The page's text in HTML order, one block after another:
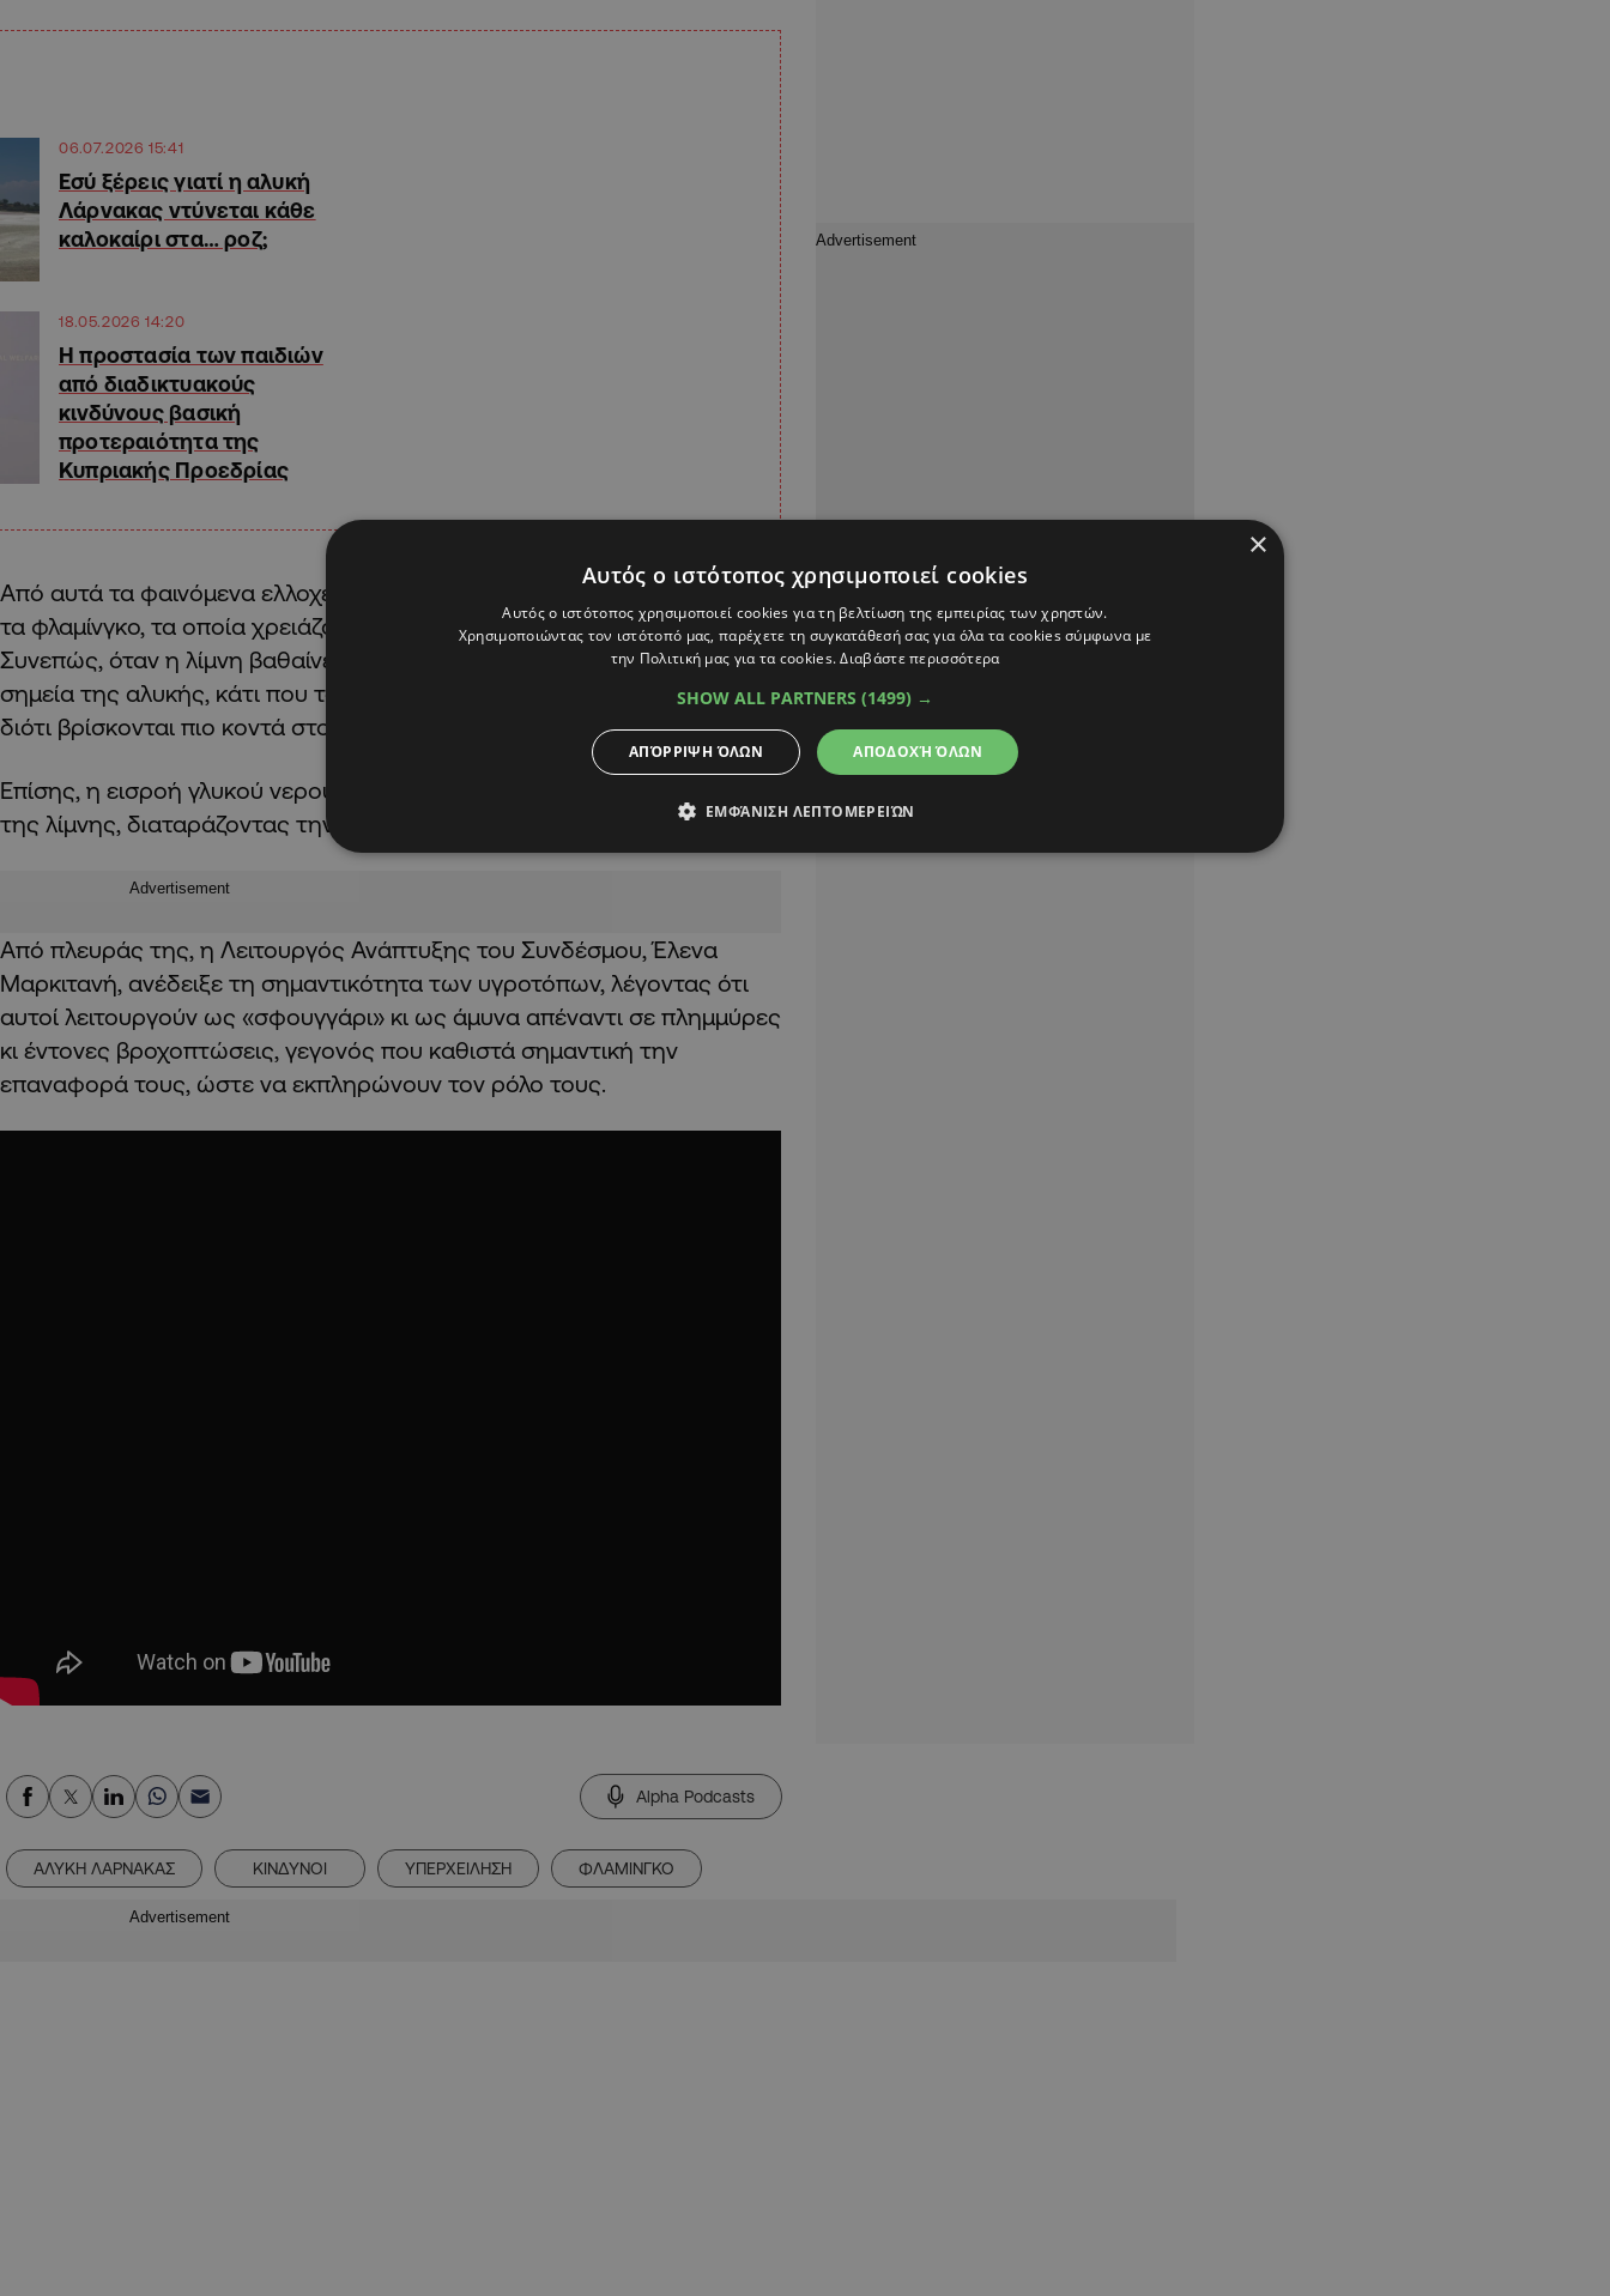
06.07.2026 15:41
Εσύ ξέρεις γιατί η αλυκή
Λάρνακας ντύνεται κάθε
καλοκαίρι στα… ροζ;
18.05.2026 14:20
Η προστασία των παιδιών
από διαδικτυακούς
κινδύνους βασική
προτεραιότητα της
Κυπριακής Προεδρίας
Από αυτά τα φαινόμενα ελλοχεύουν κινδύνους, παραδείγματος χάριν για
τα φλαμίνγκο, τα οποία χρειάζονται συγκεκριμένη στάθμη νερού.
Συνεπώς, όταν η λίμνη βαθαίνει, τα πτηνά κινούνται προς τα πιο ρηχά
σημεία της αλυκής, κάτι που τα καθιστά πιο επιρρεπή σε ενοχλήσεις,
διότι βρίσκονται πιο κοντά στον άνθρωπο.
Επίσης, η εισροή γλυκού νερού στην αλυκή επηρεάζει την αλατότητα
της λίμνης, διαταράζοντας την τροφική αλυσίδα.
Advertisement
Από πλευράς της, η Λειτουργός Ανάπτυξης του Συνδέσμου, Έλενα
Μαρκιτανή, ανέδειξε τη σημαντικότητα των υγροτόπων, λέγοντας ότι
αυτοί λειτουργούν ως «σφουγγάρι» κι ως άμυνα απέναντι σε πλημμύρες
κι έντονες βροχοπτώσεις, γεγονός που καθιστά σημαντική την
επαναφορά τους, ώστε να εκπληρώνουν τον ρόλο τους.
Alpha Podcasts
ΑΛΥΚΗ ΛΑΡΝΑΚΑΣ ΚΙΝΔΥΝΟΙ ΥΠΕΡΧΕΙΛΗΣΗ ΦΛΑΜΙΝΓΚΟ
Advertisement
×
Αυτός ο ιστότοπος χρησιμοποιεί cookies
Αυτός ο ιστότοπος χρησιμοποιεί cookies για τη βελτίωση της εμπειρίας των χρηστών.
Χρησιμοποιώντας τον ιστότοπό μας, παρέχετε τη συγκατάθεσή σας για όλα τα cookies σύμφωνα με
την Πολιτική μας για τα cookies.Διαβάστε περισσότερα
SHOW ALL PARTNERS (1499) →
ΑΠΟΔΟΧΉ ΌΛΩΝ
ΑΠΌΡΡΙΨΗ ΌΛΩΝ
ΕΜΦΆΝΙΣΗ ΛΕΠΤΟΜΕΡΕΙΏΝ